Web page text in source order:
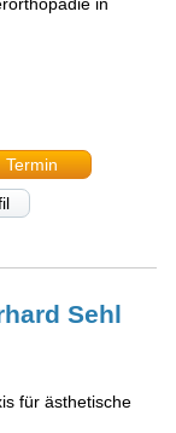
in
Termin
Sehl
für ästhetische